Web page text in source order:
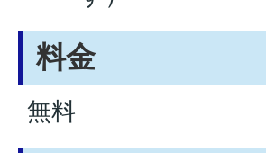
料金
無料